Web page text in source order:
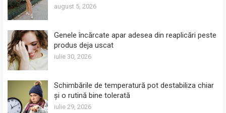
august 5, 2026
Genele încărcate apar adesea din reaplicări peste
produs deja uscat
iulie 30, 2026
Schimbările de temperatură pot destabiliza chiar
și o rutină bine tolerată
iulie 29, 2026